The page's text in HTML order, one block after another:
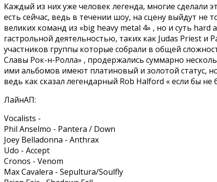
Каждый из них уже человек легенда, многие сделали
есть сейчас, ведь в течении шоу, на сцену выйдут не
великих команд из «big heavy metal 4» , но и суть hard
гастрольной деятельностью, таких как Judas Priest и
участников группы которые собрали в общей
Славы Рок-н-Ролла» , продержались суммарно
ими альбомов имеют платиновый и золотой статус,
ведь как сказал легендарный Rob Halford « если бы
ЛайнАП:
Vocalists -
Phil Anselmo - Pantera / Down
Joey Belladonna - Anthrax
Udo - Accept
Cronos - Venom
Max Cavalera - Sepultura/Soulfly